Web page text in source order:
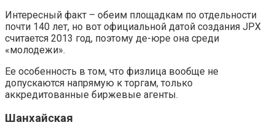
Интересный факт – обеим площадкам по отдельности
почти 140 лет, но вот официальной датой создания JPX
считается 2013 год, поэтому де-юре она среди
«молодежи».
Ее особенность в том, что физлица вообще не
допускаются напрямую к торгам, только
аккредитованные биржевые агенты.
Шанхайская